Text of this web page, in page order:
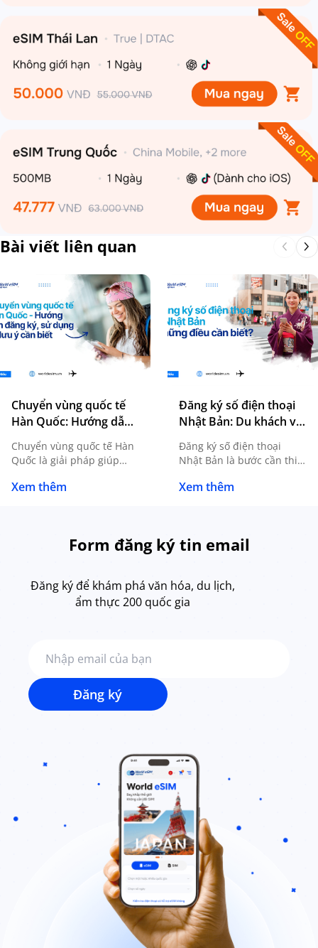
Bài viết liên quan
Chuyển vùng quốc tế
Hàn Quốc: Hướng dẫn
đăng ký, sử dụng và
lưu ý cần biết
Chuyển vùng quốc tế Hàn
Quốc là giải pháp giúp
dụng SIM Việt Nam khi du
ổn định và hạn chế phát
cách […]
Xem thêm
Đăng ký số điện thoại
Nhật Bản: Du khách và
Đăng ký số điện thoại
Nhật Bản là bước cần thiết
lao động, khách du lịch
số điện thoại nội địa
Xem thêm
Form đăng ký tin email
Đăng ký để khám phá văn hóa, du lịch,
ẩm thực 200 quốc gia
Đăng ký